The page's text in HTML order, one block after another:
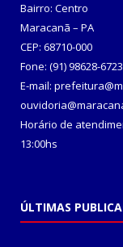
Bairro: Centro
Maracanã – PA
CEP: 68710-000
Fone: (91) 98628-6723
E-mail:
Horário de
13:00hs
ÚLTIMAS